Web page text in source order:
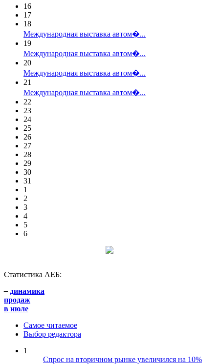
16
17
18
Международная выставка автом�...
19
Международная выставка автом�...
20
Международная выставка автом�...
21
Международная выставка автом�...
22
23
24
25
26
27
28
29
30
31
1
2
3
4
5
6
Статистика АЕБ:
– динамика
продаж
в июле
Самое читаемое
Выбор редактора
1
Спрос на вторичном рынке увеличился на 10%